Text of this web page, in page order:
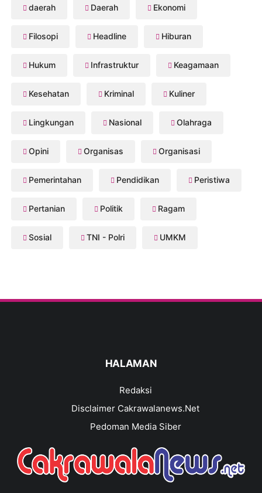
daerah Daerah Ekonomi
Filosopi Headline Hiburan
Hukum Infrastruktur Keagamaan
Kesehatan Kriminal Kuliner
Lingkungan Nasional Olahraga
Opini Organisas Organisasi
Pemerintahan Pendidikan Peristiwa
Pertanian Politik Ragam
Sosial TNI - Polri UMKM
HALAMAN
Redaksi
Disclaimer Cakrawalanews.Net
Pedoman Media Siber